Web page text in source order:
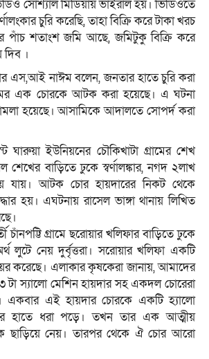
সোশ্যাল মিডিয়ায় ভাইরাল হয়। ভিডিওতে
চুরি করেছি, তাহা বিক্রি করে টাকা খরচ
পাঁচ শতাংশ জমি আছে, জমিটুকু বিক্রি করে
।
এস,আই নাঈম বলেন, জনতার হাতে চুরি করা
এক চোরকে আটক করা হয়েছে। এ ঘটনা
হয়েছে। আসামিকে আদালতে সোপর্দ করা
ইউনিয়নের চৌকিখাটা গ্রামের শেখ
শেখের বাড়িতে ঢুকে স্বর্ণালঙ্কার, নগদ ২লাখ
যায়। আটক চোর হায়দারের নিকট থেকে
হয়। এঘটনায় রাসেল ভাঙ্গা থানায় লিখিত
চাঁনপট্টি গ্রামে ছরোয়ার খলিফার বাড়িতে ঢুকে
লুটে নেয় দুর্বৃত্তরা। সরোয়ার খলিফা একটি
করেছে। এলাকার কৃষকেরা জানায়, আমাদের
টা স্যালো মেশিন হায়দার সহ একদল চোরেরা
একবার এই হায়দার চোরকে একটি হ্যালো
হাতে ধরা পড়ে। তখন তার এক আত্মীয়
ছাড়িয়ে নেয়। তারপর থেকে ঐ চোর আরো